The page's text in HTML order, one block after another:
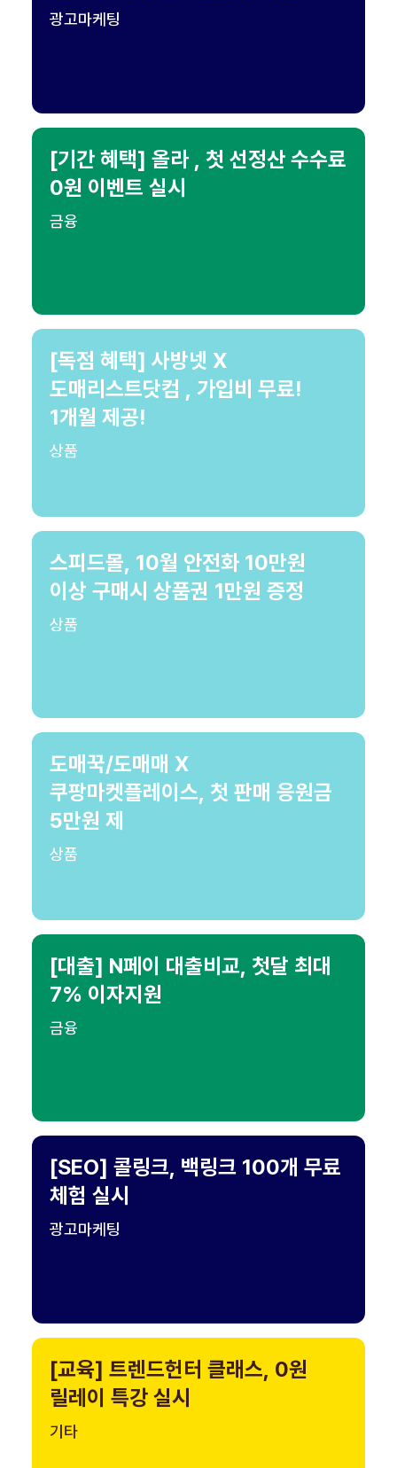
광고마케팅
[기간 혜택] 올라 , 첫 선정산 수수료
0원 이벤트 실시
금융
[독점 혜택] 사방넷 X
도매리스트닷컴 , 가입비 무료!
1개월 제공!
상품
스피드몰, 10월 안전화 10만원
이상 구매시 상품권 1만원 증정
상품
도매꾹/도매매 X
쿠팡마켓플레이스, 첫 판매 응원금
5만원 제
상품
[대출] N페이 대출비교, 첫달 최대
7% 이자지원
금융
[SEO] 콜링크, 백링크 100개 무료
체험 실시
광고마케팅
[교육] 트렌드헌터 클래스, 0원
릴레이 특강 실시
기타